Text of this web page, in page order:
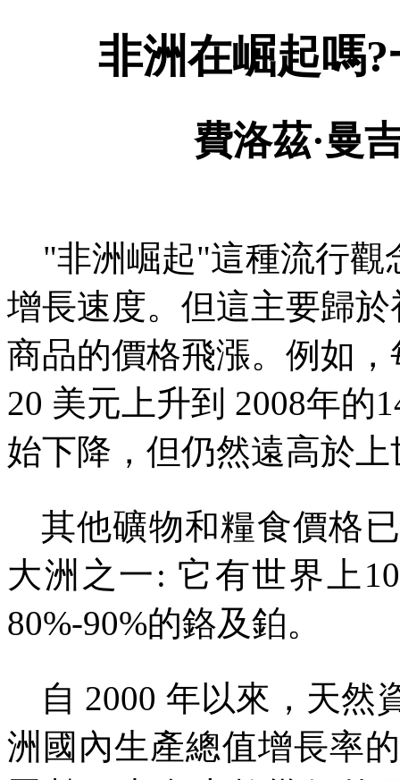
非洲在崛起嗎?
費洛茲·曼
"非洲崛起"這種流行觀
增長速度。但這主要歸
商品的價格飛漲。例如
20 美元上升到 2008年的
始下降，但仍然遠高於上
其他礦物和糧食價格
大洲之一: 它有世界上
80%-90%的鉻及鉑。
自 2000 年以來，天然
洲國內生產總值增長率的